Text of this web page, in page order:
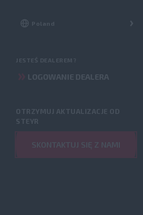
JESTEŚ DEALEREM?
LOGOWANIE DEALERA
OTRZYMUJ AKTUALIZACJE OD
STEYR
SKONTAKTUJ SIĘ Z NAMI